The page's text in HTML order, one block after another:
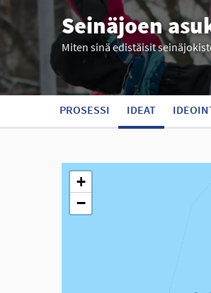
Seinäjoen
Miten sinä edistäisit
PROSESSI IDEAT
Seuraavassa elementissä on
+
−